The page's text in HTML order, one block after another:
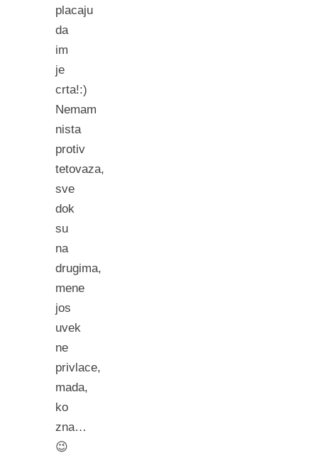
placaju
da
im
je
crta!:)
Nemam
nista
protiv
tetovaza,
sve
dok
su
na
drugima,
mene
jos
uvek
ne
privlace,
mada,
ko
zna…
😉